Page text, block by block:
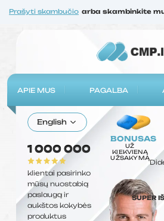
Prašyti skambučio arba skambinkite
APIE MUS PAGALBA
BONUSAS
UŽ
KIEKVIENĄ
UŽSAKYMĄ
English
1 000 000
klientai pasirinko
mūsų nuostabią
paslaugą ir
aukštos kokybės
produktus
SUPER